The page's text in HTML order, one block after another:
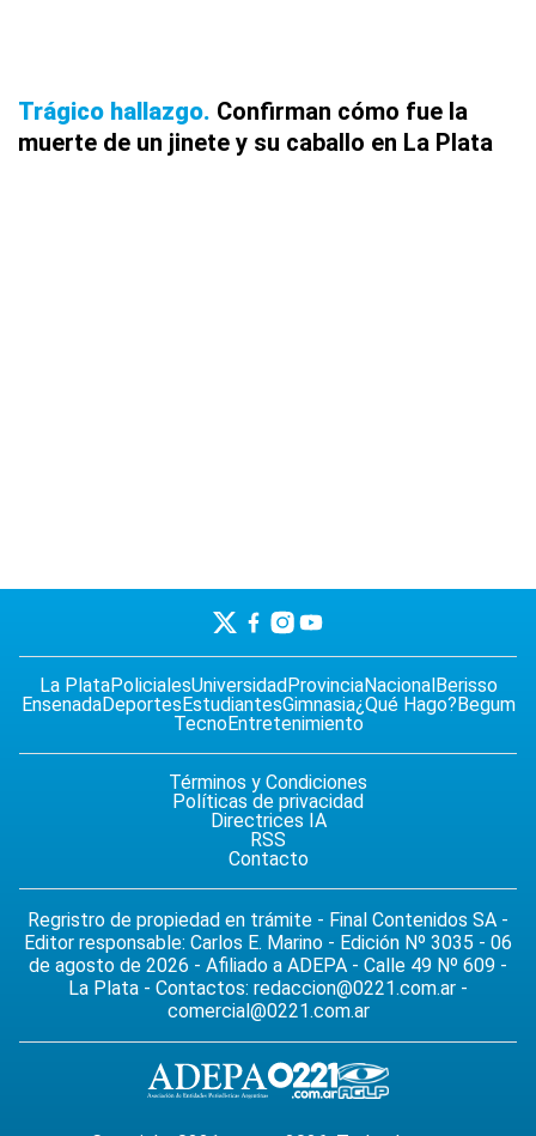
Trágico hallazgo Confirman cómo fue la
muerte de un jinete y su caballo en La Plata
La PlataPolicialesUniversidadProvinciaNacionalBerisso
EnsenadaDeportesEstudiantesGimnasia¿Qué Hago?Begum
TecnoEntretenimiento
Términos y Condiciones
Políticas de privacidad
Directrices IA
RSS
Contacto
Regristro de propiedad en trámite - Final Contenidos SA -
Editor responsable: Carlos E. Marino - Edición Nº 3035 - 06
de agosto de 2026 - Afiliado a ADEPA - Calle 49 Nº 609 -
La Plata - Contactos: redaccion@0221.com.ar -
comercial@0221.com.ar